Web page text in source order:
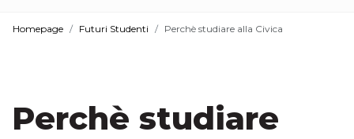
Homepage Futuri Studenti Perchè studiare alla Civica
Perchè studiare